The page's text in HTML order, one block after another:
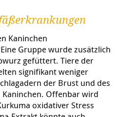
Kaninchen
Gruppe wurde zusätzlich
gefüttert. Tiere der
signifikant weniger
der Brust und des
Offenbar wird
oxidativer Stress